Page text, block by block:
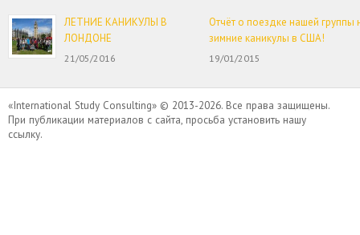
ЛЕТНИЕ КАНИКУЛЫ В
ЛОНДОНЕ
21/05/2016
Отчёт о поездке нашей группы
зимние каникулы в США!
19/01/2015
«International Study Consulting» © 2013-2026. Все права защищены.
При публикации материалов с сайта, просьба установить нашу
ссылку.